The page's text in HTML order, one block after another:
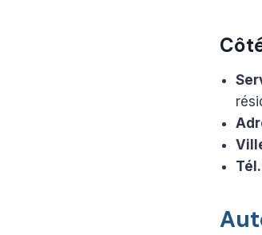
Tél.